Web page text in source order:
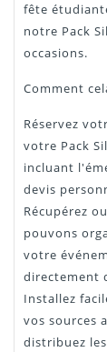
fête
notre Pack
occasions.
Comment
Réservez
votre Pack
incluant
devis
Récupérez
pouvons
votre
directement
Installez
vos sources
distribuez